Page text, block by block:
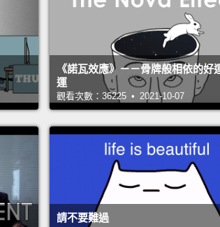
《諾瓦效應》－－骨牌般相依的好
運
觀看次數：36225 • 2021-10-07
請不要難過